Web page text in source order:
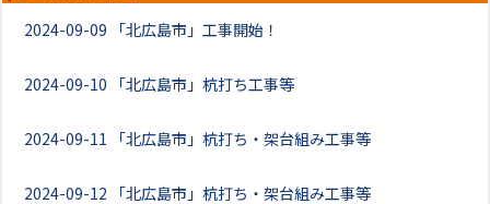
2024-09-09 「北広島市」工事開始！
2024-09-10 「北広島市」杭打ち工事等
2024-09-11 「北広島市」杭打ち・架台組み工事等
2024-09-12 「北広島市」杭打ち・架台組み工事等